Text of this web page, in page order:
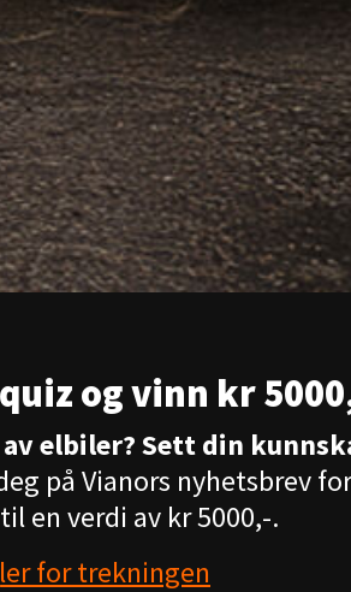
og vinn kr
elbiler? Sett din
på Vianors nyhetsbrev
en verdi av kr 5000,-.
for trekningen